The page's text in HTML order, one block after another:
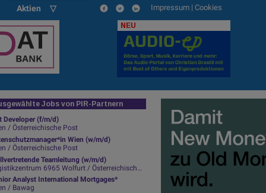
Aktien ▽ Impressum | Cookies
NEU
Jobs von PIR-Partnern
Developer (f/m/d)
/ Österreichische Post
Wien (w/m/d)
/ Österreichische Post
Teamleitung (w/m/d)
6965 Wolfurt / Österreichische Post
Analyst International Mortgages*
/ Bawag